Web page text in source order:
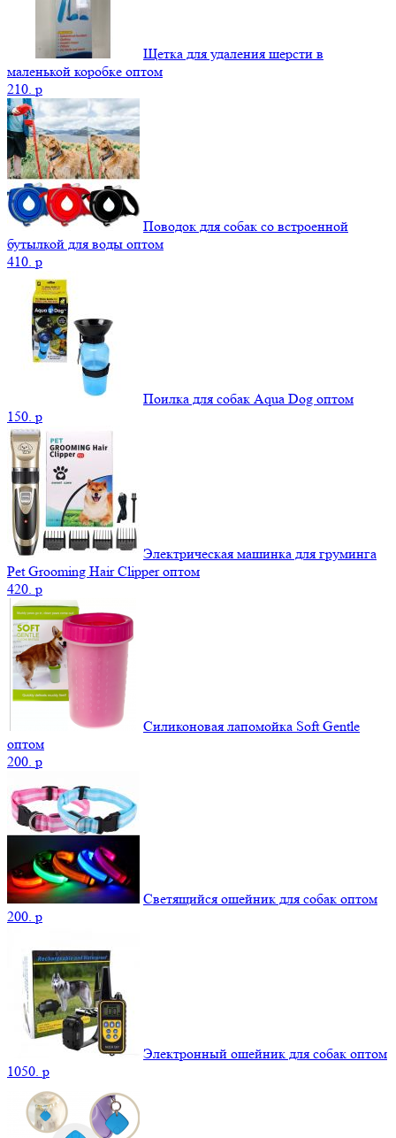
Щетка для удаления шерсти в
маленькой коробке оптом
210. p
Поводок для собак со встроенной
бутылкой для воды оптом
410. p
Поилка для собак Aqua Dog оптом
150. p
Электрическая машинка для груминга
Pet Grooming Hair Clipper оптом
420. p
Силиконовая лапомойка Soft Gentle
оптом
200. p
Светящийся ошейник для собак оптом
200. p
Электронный ошейник для собак оптом
1050. p